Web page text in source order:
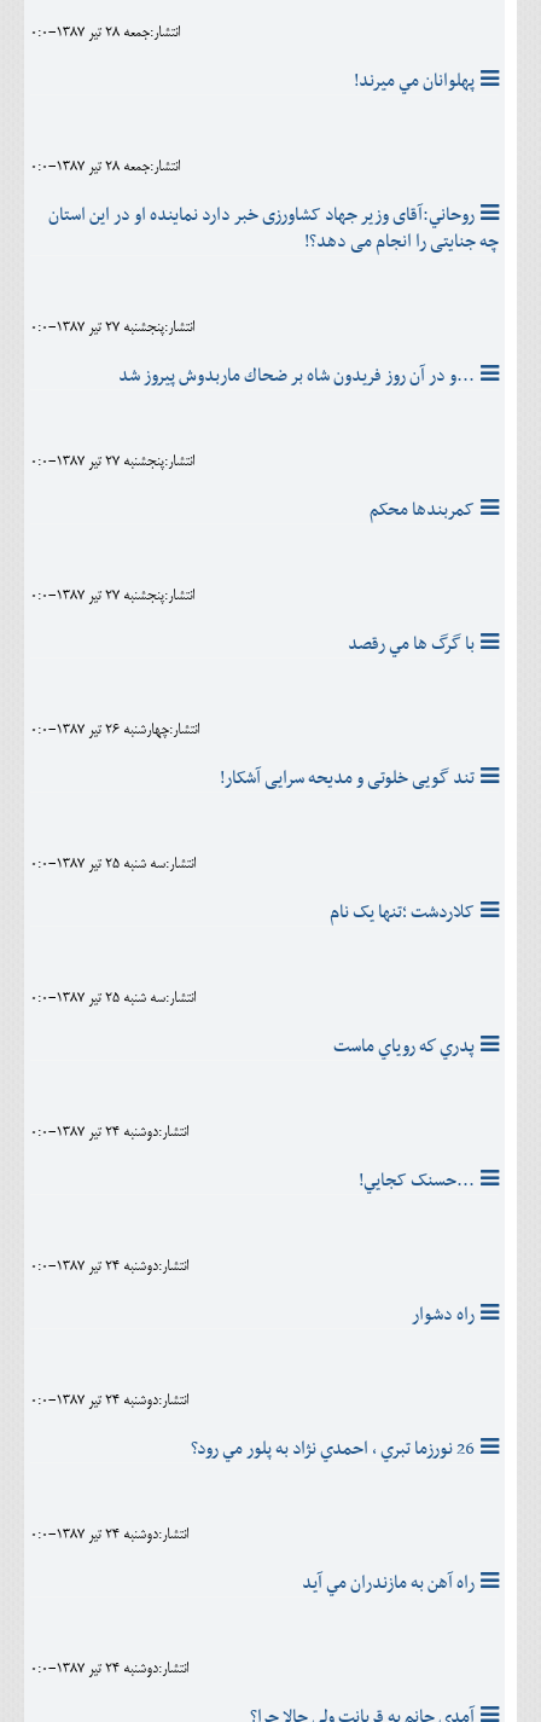
انتشار:جمعه 28 تير 1387-0:0
پهلوانان مي ميرند!
انتشار:جمعه 28 تير 1387-0:0
روحاني:آقای وزیر جهاد کشاورزی خبر دارد نماینده او در این استان
چه جنایتی را انجام می دهد؟!
انتشار:پنجشنبه 27 تير 1387-0:0
...و در آن روز فريدون شاه بر ضحاك ماربدوش پيروز شد
انتشار:پنجشنبه 27 تير 1387-0:0
کمربندها محکم
انتشار:پنجشنبه 27 تير 1387-0:0
با گرگ ها مي رقصد
انتشار:چهارشنبه 26 تير 1387-0:0
تند گويی خلوتی و مدیحه سرايی آشکار!
انتشار:سه شنبه 25 تير 1387-0:0
کلاردشت ؛تنها يک نام
انتشار:سه شنبه 25 تير 1387-0:0
پدري كه روياي ماست
انتشار:دوشنبه 24 تير 1387-0:0
...حسنک کجايي!
انتشار:دوشنبه 24 تير 1387-0:0
راه دشوار
انتشار:دوشنبه 24 تير 1387-0:0
26 نورزما تبري ، احمدي نژاد به پلور مي رود؟
انتشار:دوشنبه 24 تير 1387-0:0
راه آهن به مازندران مي آيد
انتشار:دوشنبه 24 تير 1387-0:0